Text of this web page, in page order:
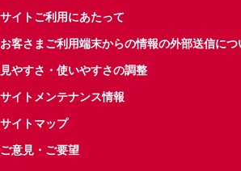
サイトご利用にあたって
お客さまご利用端末からの情報の外部送信につ
見やすさ・使いやすさの調整
サイトメンテナンス情報
サイトマップ
ご意見・ご要望